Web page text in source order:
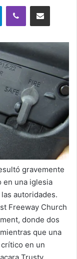
Telegram
gravemente
en una iglesia
autoridades.
Freeway Church
donde dos
que una
en un